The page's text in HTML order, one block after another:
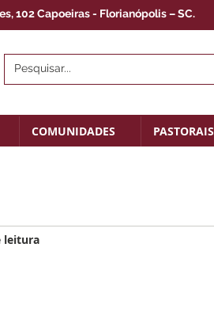
102 Capoeiras - Florianópolis – SC.
COMUNIDADES PASTORAIS
leitura